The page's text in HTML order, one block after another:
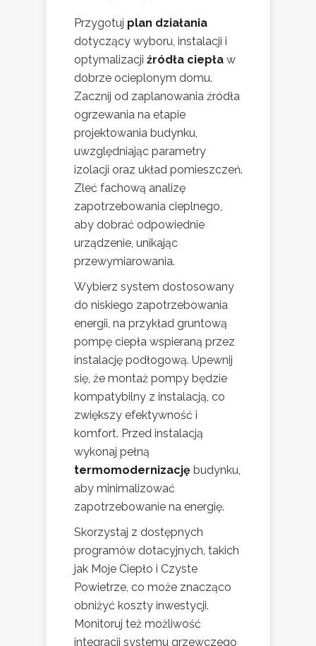
Przygotuj plan działania
dotyczący wyboru, instalacji i
optymalizacji źródła ciepła w
dobrze ocieplonym domu.
Zacznij od zaplanowania źródła
ogrzewania na etapie
projektowania budynku,
uwzględniając parametry
izolacji oraz układ pomieszczeń.
Zleć fachową analizę
zapotrzebowania cieplnego,
aby dobrać odpowiednie
urządzenie, unikając
przewymiarowania.
Wybierz system dostosowany
do niskiego zapotrzebowania
energii, na przykład gruntową
pompę ciepła wspieraną przez
instalację podłogową. Upewnij
się, że montaż pompy będzie
kompatybilny z instalacją, co
zwiększy efektywność i
komfort. Przed instalacją
wykonaj pełną
termomodernizację budynku,
aby minimalizować
zapotrzebowanie na energię.
Skorzystaj z dostępnych
programów dotacyjnych, takich
jak Moje Ciepło i Czyste
Powietrze, co może znacząco
obniżyć koszty inwestycji.
Monitoruj też możliwość
integracji systemu grzewczego